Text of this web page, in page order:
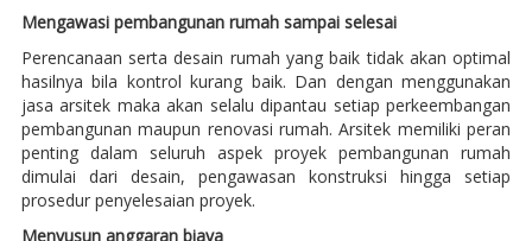
Mengawasi pembangunan rumah sampai selesai
Perencanaan serta desain rumah yang baik tidak akan optimal
hasilnya bila kontrol kurang baik. Dan dengan menggunakan
jasa arsitek maka akan selalu dipantau setiap perkeembangan
pembangunan maupun renovasi rumah. Arsitek memiliki peran
penting dalam seluruh aspek proyek pembangunan rumah
dimulai dari desain, pengawasan konstruksi hingga setiap
prosedur penyelesaian proyek.
Menyusun anggaran biaya